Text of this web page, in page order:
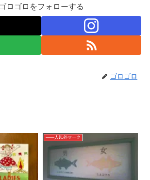
ゴロゴロをフォローする
ゴロゴロ
――人以外マーク